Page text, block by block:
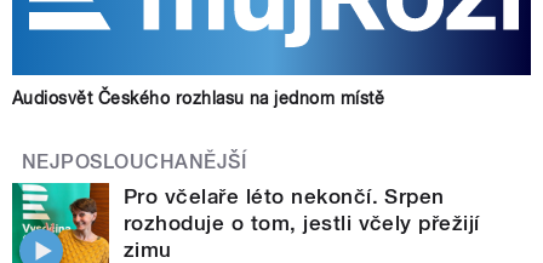
Audiosvět Českého rozhlasu na jednom místě
NEJPOSLOUCHANĚJŠÍ
Pro včelaře léto nekončí. Srpen
rozhoduje o tom, jestli včely přežijí
zimu